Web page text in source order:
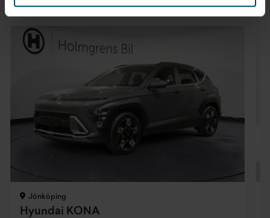
LED varselljus
Motorvägsassistans 1.5 (HDA 1.5)
Parkeringssensorer fram och bak
Regnsensor
Liknande fordon till salu
Jönköping
Hyundai KONA